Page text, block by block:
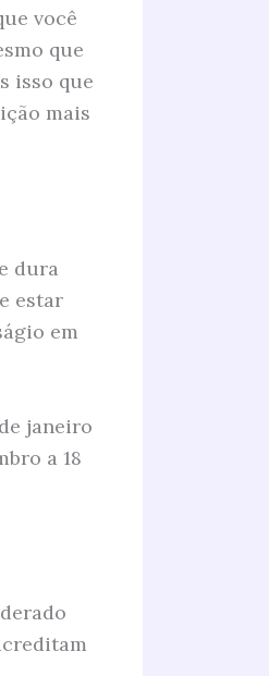
você
que
isso que
mais
dura
estar
em
janeiro
a 18